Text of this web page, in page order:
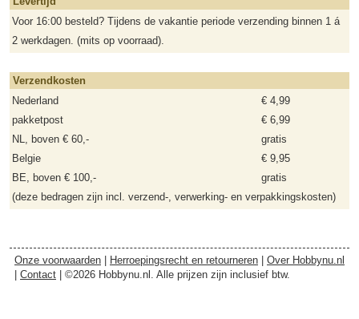
Voor 16:00 besteld? Tijdens de vakantie periode verzending binnen 1 á
2 werkdagen. (mits op voorraad).
Verzendkosten
Nederland
€ 4,99
pakketpost
€ 6,99
NL, boven € 60,-
gratis
Belgie
€ 9,95
BE, boven € 100,-
gratis
(deze bedragen zijn incl. verzend-, verwerking- en verpakkingskosten)
Onze voorwaarden Herroepingsrecht en retourneren
Over Hobbynu.nl
Contact | ©2026 Hobbynu.nl. Alle prijzen zijn inclusief btw.